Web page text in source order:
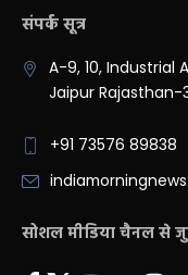
संपर्क सूत्र
A-9, 10, Industrial
Jaipur Rajasthan-
+91 73576 89838
सोशल मीडिया चैनल से